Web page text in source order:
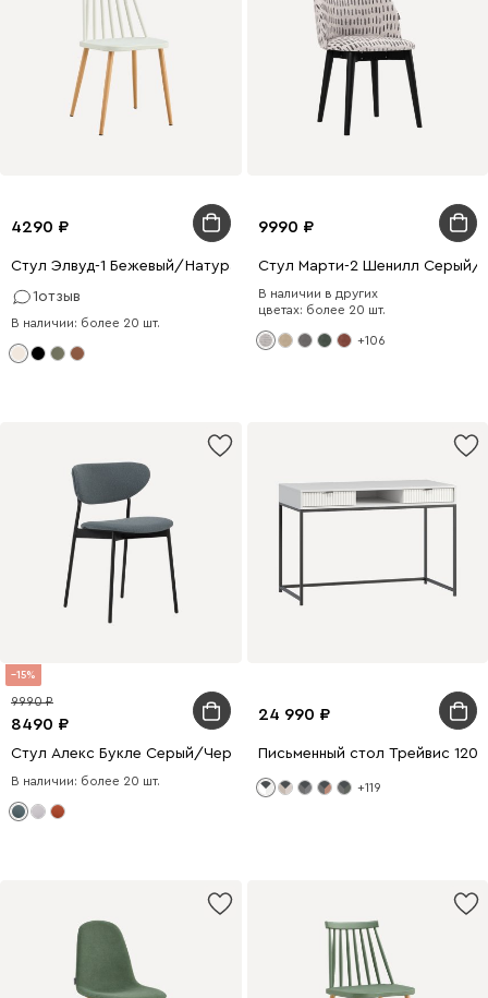
4290
Стул Элвуд-1 Бежевый/Натуральный
1отзыв
В наличии: более 20 шт.
9990
Стул Марти-2 Шенилл Серый/
В наличии в других
цветах: более 20 шт.
+106
15
8490
9990
Стул Алекс Букле Серый/Черный
В наличии: более 20 шт.
24 990
Письменный стол Трейвис
+119